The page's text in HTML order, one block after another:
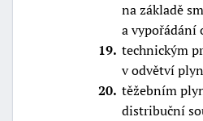
na základě
a vypořádání
19 technickým
v odvětví
20 těžebním
distribuční